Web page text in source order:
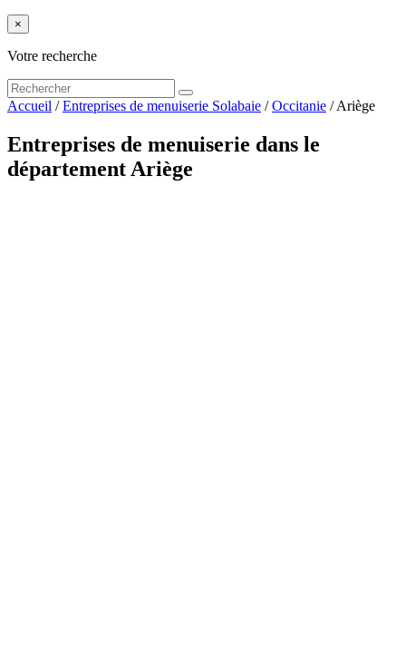
×
Votre recherche
Accueil /Entreprises de menuiserie Solabaie /Occitanie /Ariège
Entreprises de menuiserie dans le
département Ariège